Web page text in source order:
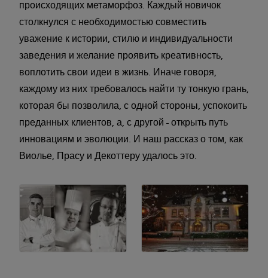
происходящих метаморфоз. Каждый новичок
столкнулся с необходимостью совместить
уважение к истории, стилю и индивидуальности
заведения и желание проявить креативность,
воплотить свои идеи в жизнь. Иначе говоря,
каждому из них требовалось найти ту тонкую грань,
которая бы позволила, с одной стороны, успокоить
преданных клиентов, а, с другой - открыть путь
инновациям и эволюции. И наш рассказ о том, как
Виолье, Прасу и Декоттеру удалось это.